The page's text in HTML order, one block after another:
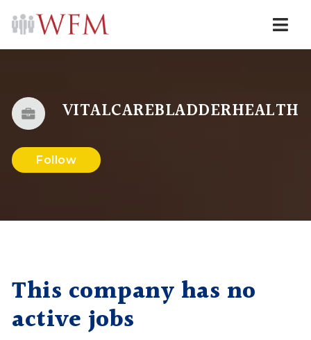
VITALCAREBLADDERHEALTH
Follow
This company has no
active jobs